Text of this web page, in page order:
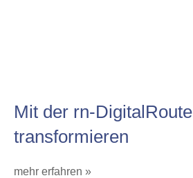
Mit der rn-
transformieren
mehr erfahren »